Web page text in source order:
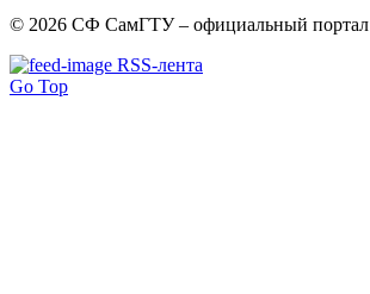
© 2026 СФ СамГТУ – официальный портал
RSS-лента
Go Top